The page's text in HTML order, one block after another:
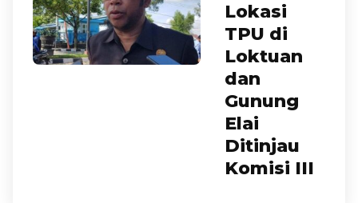
Lokasi
TPU di
Loktuan
dan
Gunung
Elai
Ditinjau
Komisi III